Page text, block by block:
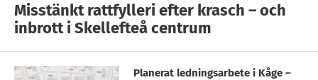
Misstänkt rattfylleri efter krasch – och
inbrott i Skellefteå centrum
Planerat ledningsarbete i Kåge –